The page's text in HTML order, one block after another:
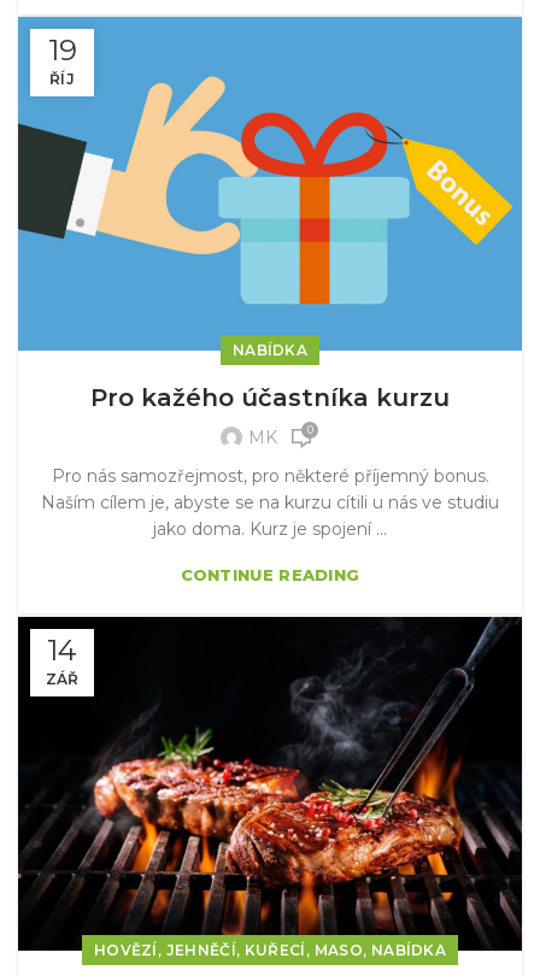
19
ŘÍJ
NABÍDKA
Pro kažého účastníka kurzu
MK 0
Pro nás samozřejmost, pro některé příjemný bonus.
Naším cílem je, abyste se na kurzu cítili u nás ve studiu
jako doma. Kurz je spojení ...
CONTINUE READING
14
ZÁŘ
HOVĚZÍ , JEHNĚČÍ, KUŘECÍ , MASO, NABÍDKA